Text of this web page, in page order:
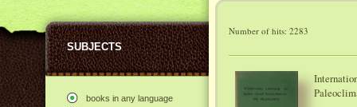
SUBJECTS
books in any language
Number of hits: 2283